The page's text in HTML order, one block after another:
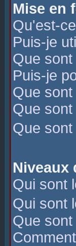
Mise en
Qu'est-
Puis-je
Que
Puis-je
Que
Que
Que
Niveaux
Qui sont
Qui sont
Que